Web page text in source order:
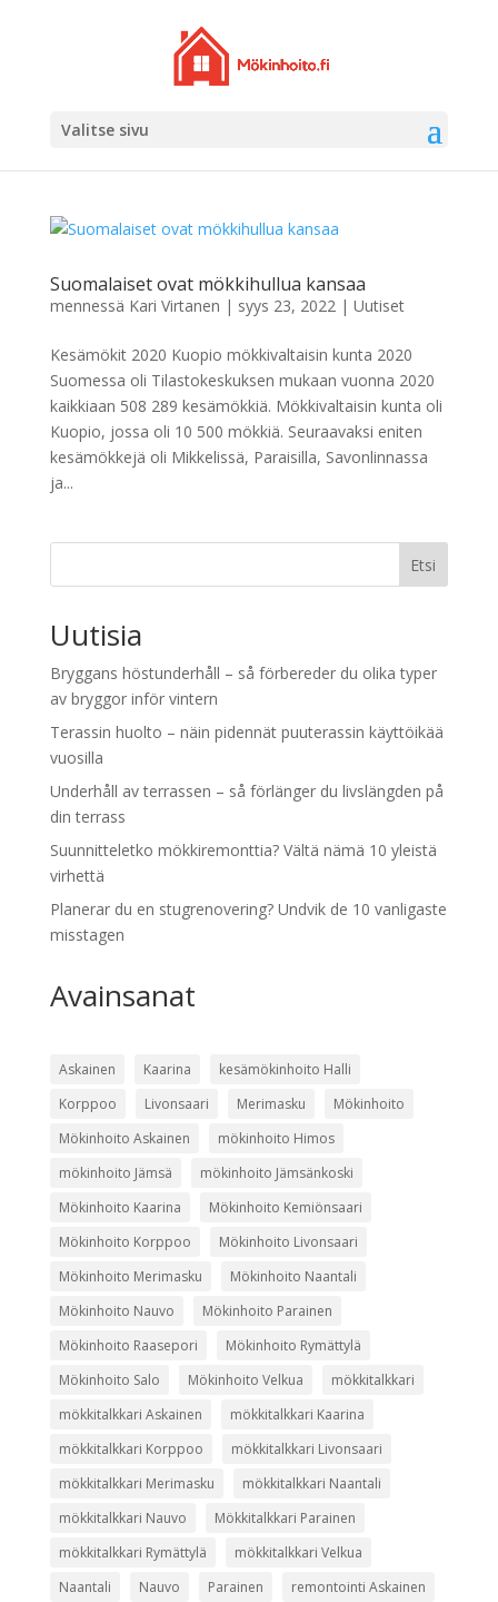
Valitse sivu
Suomalaiset ovat mökkihullua kansaa
mennessä Kari Virtanen | syys 23, 2022| Uutiset
Kesämökit 2020 Kuopio mökkivaltaisin kunta 2020
Suomessa oli Tilastokeskuksen mukaan vuonna 2020
kaikkiaan 508 289 kesämökkiä. Mökkivaltaisin kunta oli
Kuopio, jossa oli 10 500 mökkiä. Seuraavaksi eniten
kesämökkejä oli Mikkelissä, Paraisilla, Savonlinnassa
ja...
Etsi
Uutisia
Bryggans höstunderhåll – så förbereder du olika typer
av bryggor inför vintern
Terassin huolto – näin pidennät puuterassin käyttöikää
vuosilla
Underhåll av terrassen – så förlänger du livslängden på
din terrass
Suunnitteletko mökkiremonttia? Vältä nämä 10 yleistä
virhettä
Planerar du en stugrenovering? Undvik de 10 vanligaste
misstagen
Avainsanat
Askainen Kaarina
kesämökinhoito Halli
Korppoo
Livonsaari Merimasku
Mökinhoito
Mökinhoito Askainen
mökinhoito Himos
mökinhoito Jämsä
mökinhoito Jämsänkoski
Mökinhoito Kaarina
Mökinhoito Kemiönsaari
Mökinhoito Korppoo
Mökinhoito Livonsaari
Mökinhoito Merimasku
Mökinhoito Naantali
Mökinhoito Nauvo
Mökinhoito Parainen
Mökinhoito Raasepori
Mökinhoito Rymättylä
Mökinhoito Salo
Mökinhoito Velkua
mökkitalkkari
mökkitalkkari Askainen
mökkitalkkari Kaarina
mökkitalkkari Korppoo
mökkitalkkari Livonsaari
mökkitalkkari Merimasku
mökkitalkkari Naantali
mökkitalkkari Nauvo
Mökkitalkkari Parainen
mökkitalkkari Rymättylä
mökkitalkkari Velkua
Naantali
Nauvo Parainen
remontointi Askainen